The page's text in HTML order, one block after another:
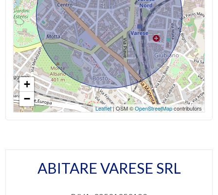
Vasca idromassaggio
Doccia
Bar
Uffici postali
Centri commerciali
Uffici comunali
+
−
Leaflet| OSM ©OpenStreetMapcontributors
ABITARE VARESE SRL
Giardino
Posto auto/Box
Balcone/Terrazzo
Ascensore
Lusso